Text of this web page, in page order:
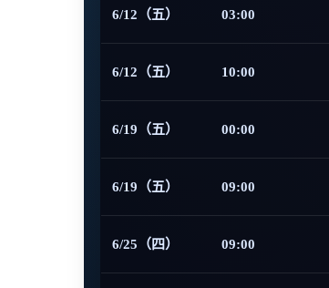
6/12（五） 03:00
6/12（五） 10:00
6/19（五） 00:00
6/19（五） 09:00
6/25（四） 09:00